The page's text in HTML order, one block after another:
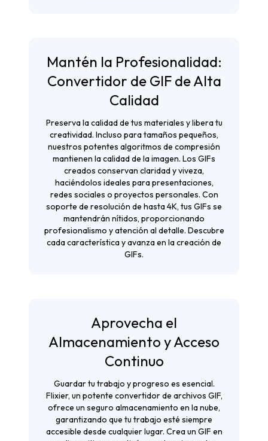
Mantén la Profesionalidad:
Convertidor de GIF de Alta
Calidad
Preserva la calidad de tus materiales y libera tu
creatividad. Incluso para tamaños pequeños,
nuestros potentes algoritmos de compresión
mantienen la calidad de la imagen. Los GIFs
creados conservan claridad y viveza,
haciéndolos ideales para presentaciones,
redes sociales o proyectos personales. Con
soporte de resolución de hasta 4K, tus GIFs se
mantendrán nítidos, proporcionando
profesionalismo y atención al detalle. Descubre
cada característica y avanza en la creación de
GIFs.
Aprovecha el
Almacenamiento y Acceso
Continuo
Guardar tu trabajo y progreso es esencial.
Flixier, un potente convertidor de archivos GIF,
ofrece un seguro almacenamiento en la nube,
garantizando que tu trabajo esté siempre
accesible desde cualquier lugar. Crea un GIF en